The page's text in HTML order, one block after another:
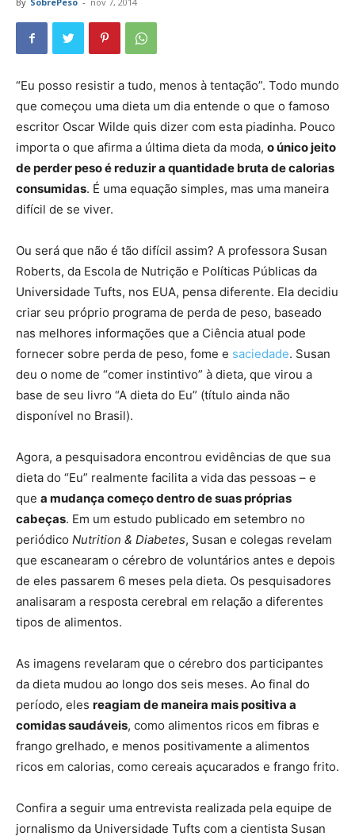
“Eu posso resistir a tudo, menos à tentação”. Todo mundo
que começou uma dieta um dia entende o que o famoso
escritor Oscar Wilde quis dizer com esta piadinha. Pouco
importa o que afirma a última dieta da moda, o único jeito
de perder peso é reduzir a quantidade bruta de calorias
consumidas. É uma equação simples, mas uma maneira
difícil de se viver.
Ou será que não é tão difícil assim? A professora Susan
Roberts, da Escola de Nutrição e Políticas Públicas da
Universidade Tufts, nos EUA, pensa diferente. Ela decidiu
criar seu próprio programa de perda de peso, baseado
nas melhores informações que a Ciência atual pode
fornecer sobre perda de peso, fome e saciedade. Susan
deu o nome de “comer instintivo” à dieta, que virou a
base de seu livro “A dieta do Eu” (título ainda não
disponível no Brasil).
Agora, a pesquisadora encontrou evidências de que sua
dieta do “Eu” realmente facilita a vida das pessoas – e
que a mudança começo dentro de suas próprias
cabeças. Em um estudo publicado em setembro no
periódico Nutrition & Diabetes, Susan e colegas revelam
que escanearam o cérebro de voluntários antes e depois
de eles passarem 6 meses pela dieta. Os pesquisadores
analisaram a resposta cerebral em relação a diferentes
tipos de alimentos.
As imagens revelaram que o cérebro dos participantes
da dieta mudou ao longo dos seis meses. Ao final do
período, eles reagiam de maneira mais positiva a
comidas saudáveis, como alimentos ricos em fibras e
frango grelhado, e menos positivamente a alimentos
ricos em calorias, como cereais açucarados e frango frito.
Confira a seguir uma entrevista realizada pela equipe de
jornalismo da Universidade Tufts com a cientista Susan